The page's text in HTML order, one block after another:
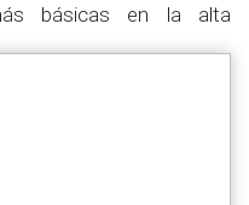
básicas en la alta